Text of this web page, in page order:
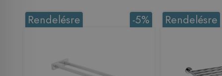
-5%
Rendelésre Rendelésre